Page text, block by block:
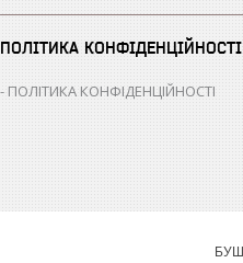
ПОЛІТИКА КОНФІДЕНЦІЙНОСТІ
ПОЛІТИКА КОНФІДЕНЦІЙНОСТІ